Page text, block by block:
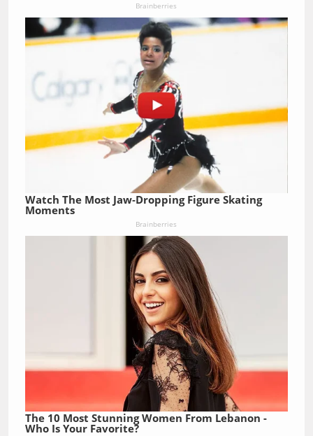
Brainberries
Watch The Most Jaw‑Dropping Figure Skating
Moments
Brainberries
The 10 Most Stunning Women From Lebanon -
Who Is Your Favorite?